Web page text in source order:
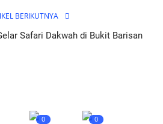
BERIKUTNYA
Safari Dakwah di Bukit Barisan
0 0